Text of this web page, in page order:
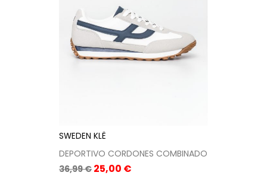
SWEDEN KLË
DEPORTIVO CORDONES COMBINADO
Precio
36,99 € Precio
25,00 €